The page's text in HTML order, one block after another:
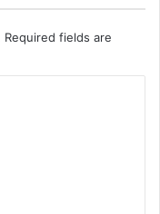
Required fields are